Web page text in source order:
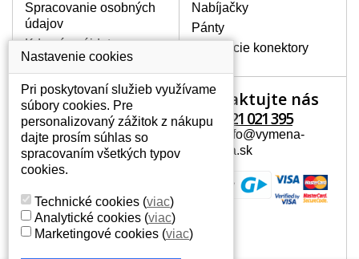
Spracovanie osobných
údajov
Kde nás nájdete
Nabíjačky
Pánty
Napájacie konektory
Váš účet
Váš účet
Osobné informácie
Adresy
Kontaktujte nás
+421 221 021 395
Mail: info@vymena-
displeja.sk
Nastavenie cookies
Pri poskytovaní služieb využívame
súbory cookies. Pre
personalizovaný zážitok z nákupu
dajte prosím súhlas so
spracovaním všetkých typov
cookies.
Technické cookies (viac)
Analytické cookies (viac)
Marketingové cookies (viac)